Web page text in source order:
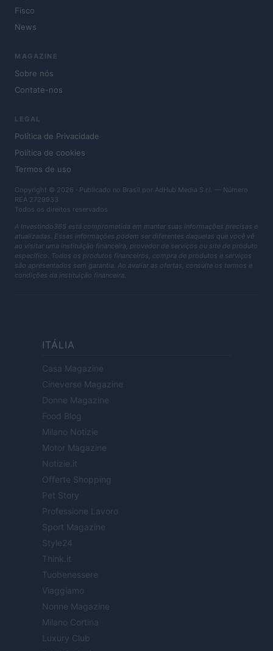
Fisco
News
MAGAZINE
Sobre nós
Contate-nos
LEGAL
Política de Privacidade
Política de cookies
Termos de uso
Copyright © 2026 · Publicado no Brasil por AdHub Media S.r.l. — Número
REA 2729933
Todos os direitos reservados
A Investindo365 está comprometida em manter suas informações precisas e
atualizadas. Essas informações podem ser diferentes daquelas que você vê
ao visitar uma instituição financeira, provedor de serviços ou site de produto
específico. Todos os produtos financeiros, compra de produtos e serviços
são apresentados sem garantia. Ao avaliar as ofertas, consulte os termos e
condições da instituição financeira.
ITÁLIA
Casa Magazine
Cineverse Magazine
Donne Magazine
Food Blog
Milano Notizie
Motor Magazine
Notizie.it
Offerte Shopping
Pet Story
Professione Lavoro
Sport Magazine
Style24
Think.it
Tuobenessere
Viaggiamo
Nonne Magazine
Milano Cortina
Luxury Club